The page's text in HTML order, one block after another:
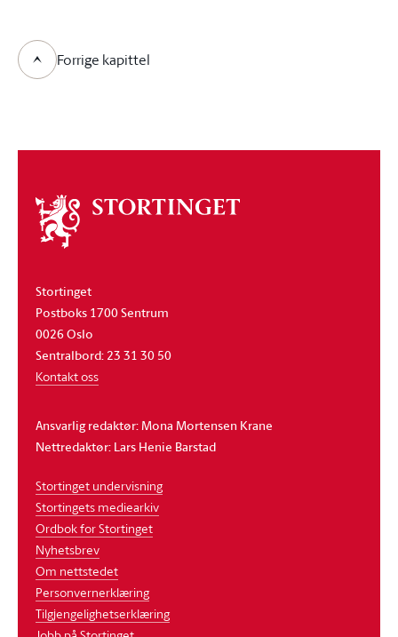
Forrige kapittel
Om
stortinget
Stortinget
Postboks 1700 Sentrum
0026 Oslo
Sentralbord: 23 31 30 50
Kontakt oss
Ansvarlig redaktør: Mona Mortensen Krane
Nettredaktør: Lars Henie Barstad
Stortinget undervisning
Stortingets mediearkiv
Ordbok for Stortinget
Nyhetsbrev
Om nettstedet
Personvernerklæring
Tilgjengelighetserklæring